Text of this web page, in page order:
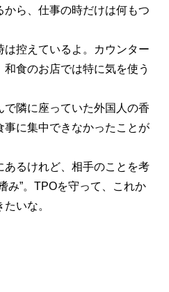
ら、仕事の時だけは何もつ
控えているよ。カウンター
食のお店では特に気を使う
隣に座っていた外国人の香
事に集中できなかったことが
るけれど、相手のことを考
み”。TPOを守って、これか
いな。